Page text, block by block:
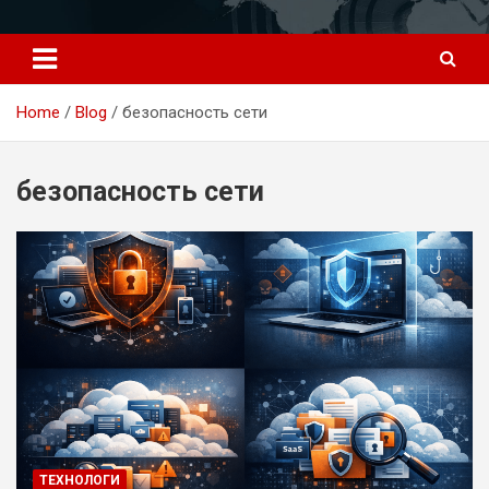
к
содержимому
Home Blog безопасность сети
безопасность сети
ТЕХНОЛОГИ